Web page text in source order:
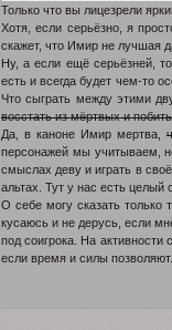
Только что вы лицезрели
Хотя, если серьёзно, я
скажет, что Имир не лучшая
Ну, а если ещё серьёзней,
есть и всегда будет чем-то
Что сыграть между этими
восстать из мёртвых и
Да, в каноне Имир мертва,
персонажей мы учитываем,
смыслах деву и играть в
альтах. Тут у нас есть
О себе могу сказать только
кусаюсь и не дерусь, если
под соигрока. На
если время и силы позволяют.